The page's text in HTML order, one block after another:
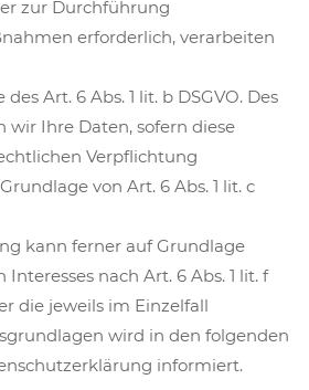
zur Durchführung
erforderlich, verarbeiten
Art. 6 Abs. 1 lit. b DSGVO. Des
wir Ihre Daten, sofern diese
Verpflichtung
von Art. 6 Abs. 1 lit. c
kann ferner auf Grundlage
nach Art. 6 Abs. 1 lit. f
die jeweils im Einzelfall
wird in den folgenden
informiert.